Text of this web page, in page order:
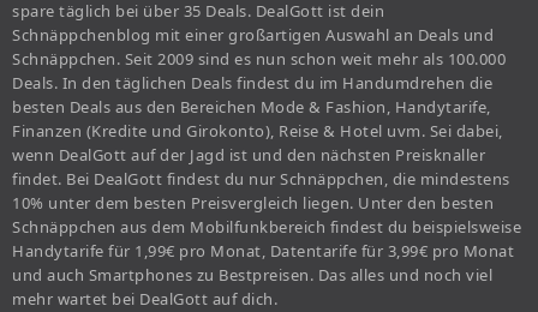
spare täglich bei über 35 Deals. DealGott ist dein
Schnäppchenblog mit einer großartigen Auswahl an Deals und
Schnäppchen. Seit 2009 sind es nun schon weit mehr als 100.000
Deals. In den täglichen Deals findest du im Handumdrehen die
besten Deals aus den Bereichen Mode & Fashion, Handytarife,
Finanzen (Kredite und Girokonto), Reise & Hotel uvm. Sei dabei,
wenn DealGott auf der Jagd ist und den nächsten Preisknaller
findet. Bei DealGott findest du nur Schnäppchen, die mindestens
10% unter dem besten Preisvergleich liegen. Unter den besten
Schnäppchen aus dem Mobilfunkbereich findest du beispielsweise
Handytarife für 1,99€ pro Monat, Datentarife für 3,99€ pro Monat
und auch Smartphones zu Bestpreisen. Das alles und noch viel
mehr wartet bei DealGott auf dich.